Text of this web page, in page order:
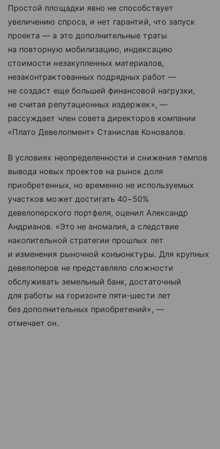
Простой площадки явно не способствует
увеличению спроса, и нет гарантий, что запуск
проекта — а это дополнительные траты
на повторную мобилизацию, индексацию
стоимости незакупленных материалов,
незаконтрактованных подрядных работ —
не создаст еще большей финансовой нагрузки,
не считая репутационных издержек», —
рассуждает член совета директоров компании
«Плато Девелопмент» Станислав Коновалов.
В условиях неопределенности и снижения темпов
вывода новых проектов на рынок доля
приобретенных, но временно не используемых
участков может достигать 40−50%
девелоперского портфеля, оценил Александр
Андрианов. «Это не аномалия, а следствие
накопительной стратегии прошлых лет
и изменения рыночной конъюнктуры. Для крупных
девелоперов не представляло сложности
обслуживать земельный банк, достаточный
для работы на горизонте пяти-шести лет
без дополнительных приобретений», —
отмечает он.